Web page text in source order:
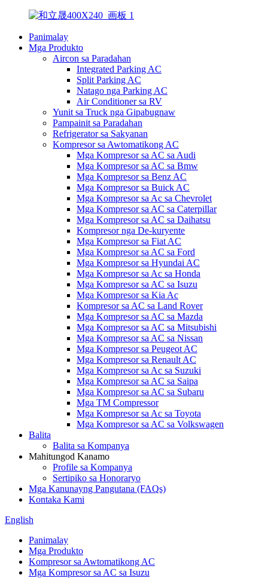
Panimalay
Mga Produkto
Aircon sa Paradahan
Integrated Parking AC
Split Parking AC
Natago nga Parking AC
Air Conditioner sa RV
Yunit sa Truck nga Gipabugnaw
Pampainit sa Paradahan
Refrigerator sa Sakyanan
Kompresor sa Awtomatikong AC
Mga Kompresor sa AC sa Audi
Mga Kompresor sa AC sa Bmw
Mga Kompresor sa Benz AC
Mga Kompresor sa Buick AC
Mga Kompresor sa Ac sa Chevrolet
Mga Kompresor sa AC sa Caterpillar
Mga Kompresor sa AC sa Daihatsu
Kompresor nga De-kuryente
Mga Kompresor sa Fiat AC
Mga Kompresor sa AC sa Ford
Mga Kompresor sa Hyundai AC
Mga Kompresor sa Ac sa Honda
Mga Kompresor sa AC sa Isuzu
Mga Kompresor sa Kia Ac
Kompresor sa AC sa Land Rover
Mga Kompresor sa AC sa Mazda
Mga Kompresor sa AC sa Mitsubishi
Mga Kompresor sa AC sa Nissan
Mga Kompresor sa Peugeot AC
Mga Kompresor sa Renault AC
Mga Kompresor sa Ac sa Suzuki
Mga Kompresor sa AC sa Saipa
Mga Kompresor sa AC sa Subaru
Mga TM Compressor
Mga Kompresor sa Ac sa Toyota
Mga Kompresor sa AC sa Volkswagen
Balita
Balita sa Kompanya
Mahitungod Kanamo
Profile sa Kompanya
Sertipiko sa Honoraryo
Mga Kanunayng Pangutana (FAQs)
Kontaka Kami
English
Panimalay
Mga Produkto
Kompresor sa Awtomatikong AC
Mga Kompresor sa AC sa Isuzu